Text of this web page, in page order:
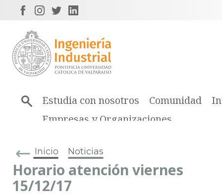
Estudia con nosotros Comunidad
Empresas y Organizaciones
Inicio Noticias
Horario atención viernes
15/12/17